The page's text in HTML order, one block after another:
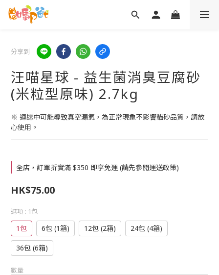
分享到
汪喵星球 - 益生菌消臭豆腐砂
(米粒型原味) 2.7kg
※ 運送中可能導致真空漏氣，為正常現象不影響貓砂品質，請放
心使用。
全店，訂單折實滿 $350 即享免運 (請先參閱運送政策)
HK$75.00
選項 : 1包
1包 6包 (1箱) 12包 (2箱) 24包 (4箱)
36包 (6箱)
數量